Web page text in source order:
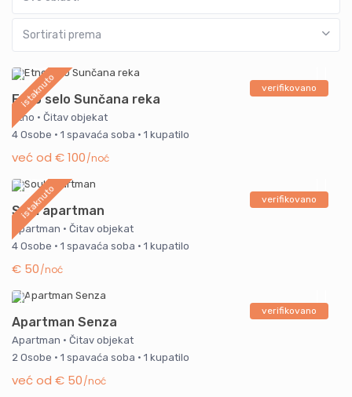
Sortirati prema
istaknuto verifikovano
Etno selo Sunčana reka
Etno · Čitav objekat
4 Osobe · 1 spavaća soba · 1 kupatilo
već od € 100/noć
istaknuto verifikovano
Soul apartman
Apartman · Čitav objekat
4 Osobe · 1 spavaća soba · 1 kupatilo
€ 50/noć
verifikovano
Apartman Senza
Apartman · Čitav objekat
2 Osobe · 1 spavaća soba · 1 kupatilo
već od € 50/noć